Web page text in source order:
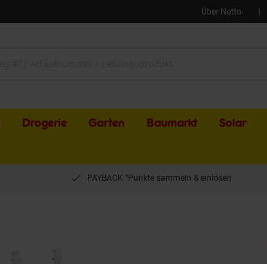
Über Netto
Drogerie Garten Baumarkt Solar
PAYBACK °Punkte sammeln & einlösen